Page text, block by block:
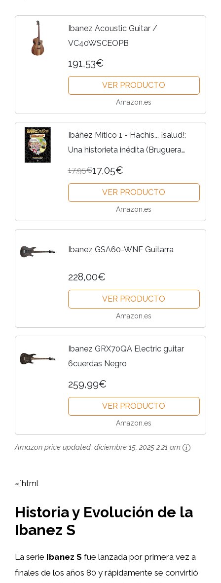
Ibanez Acoustic Guitar /
VC40WSCEOPB
191,53€
VER PRODUCTO
Amazon.es
Ibáñez Mítico 1 - Hachís... ¡salud!:
Una historieta inédita (Bruguera
Clásica)
17,95€17,05€
VER PRODUCTO
Amazon.es
Ibanez GSA60-WNF Guitarra
228,00€
VER PRODUCTO
Amazon.es
Ibanez GRX70QA Electric guitar
6cuerdas Negro
259,99€
VER PRODUCTO
Amazon.es
Amazon price updated: diciembre 15, 2025 2:21 am
«`html
Historia y Evolución de la
Ibanez S
La serie Ibanez S fue lanzada por primera vez a
finales de los años 80 y rápidamente se convirtió